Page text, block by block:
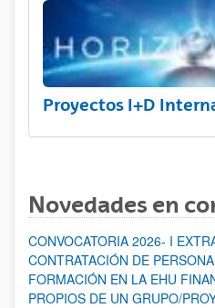
Proyectos I+D
Novedades en
CONVOCATORIA 2026- I
CONTRATACIÓN DE
FORMACIÓN EN LA EHU
PROPIOS DE UN GRUPO/